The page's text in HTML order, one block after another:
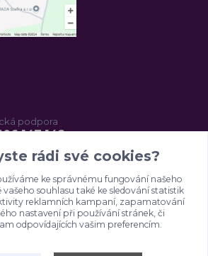
podpora
147 142
rádi své cookies?
ke správnému fungování našeho
souhlasu také ke sledování statistik
reklamních kampaní, zapamatování
nastavení při používání stránek, či
odpovídajících vašim preferencím.